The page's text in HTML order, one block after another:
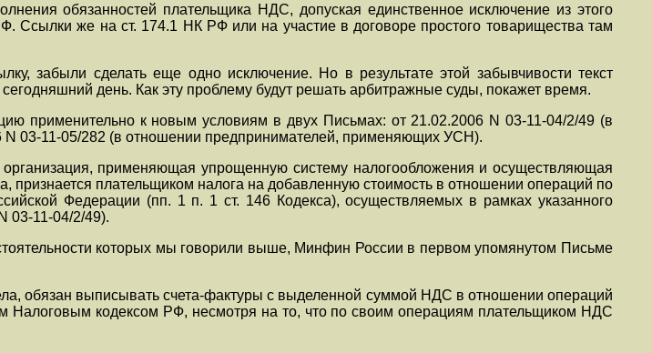
обязанностей плательщика НДС, допуская единственное исключение из этого
Ссылки же на ст. 174.1 НК РФ или на участие в договоре простого товарищества там
забыли сделать еще одно исключение. Но в результате этой забывчивости текст
день. Как эту проблему будут решать арбитражные суды, покажет время.
применительно к новым условиям в двух Письмах: от 21.02.2006 N 03-11-04/2/49 (в
03-11-05/282 (в отношении предпринимателей, применяющих УСН).
применяющая упрощенную систему налогообложения и осуществляющая
признается плательщиком налога на добавленную стоимость в отношении операций по
Федерации (пп. 1 п. 1 ст. 146 Кодекса), осуществляемых в рамках указанного
03-11-04/2/49).
которых мы говорили выше, Минфин России в первом упомянутом Письме
обязан выписывать счета-фактуры с выделенной суммой НДС в отношении операций
Налоговым кодексом РФ, несмотря на то, что по своим операциям плательщиком НДС